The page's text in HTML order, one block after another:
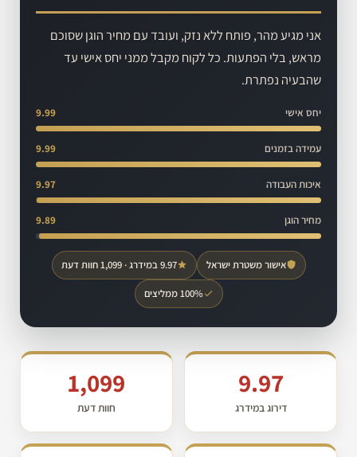
אני מגיע מהר, פותח ללא נזק, ועובד עם מחיר הוגן שסוכם
מראש, בלי הפתעות. כל לקוח מקבל ממני יחס אישי עד
שהבעיה נפתרת.
יחס אישי 9.99
עמידה בזמנים 9.99
איכות העבודה 9.97
מחיר הוגן 9.89
אישור משטרת ישראל 9.97 במידרג · 1,099 חוות דעת
100% ממליצים
9.97
דירוג במידרג
1,099
חוות דעת